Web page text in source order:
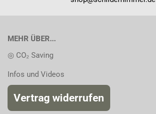
MEHR ÜBER...
◎ CO₂ Saving
Infos und Videos
Vertrag widerrufen